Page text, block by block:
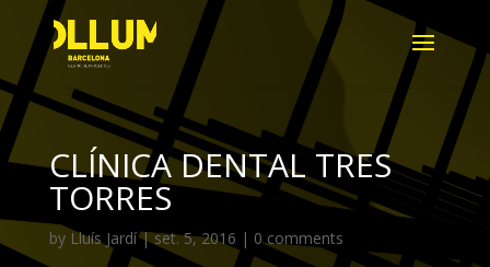
CLÍNICA DENTAL TRES
TORRES
by Lluís Jardí|set. 5, 2016 | 0 comments